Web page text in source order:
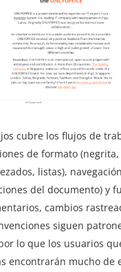
cubre los flujos de
de formato (negrita,
listas),
del documento) y
cambios
siguen
lo que los usuarios
encontrarán mucho de